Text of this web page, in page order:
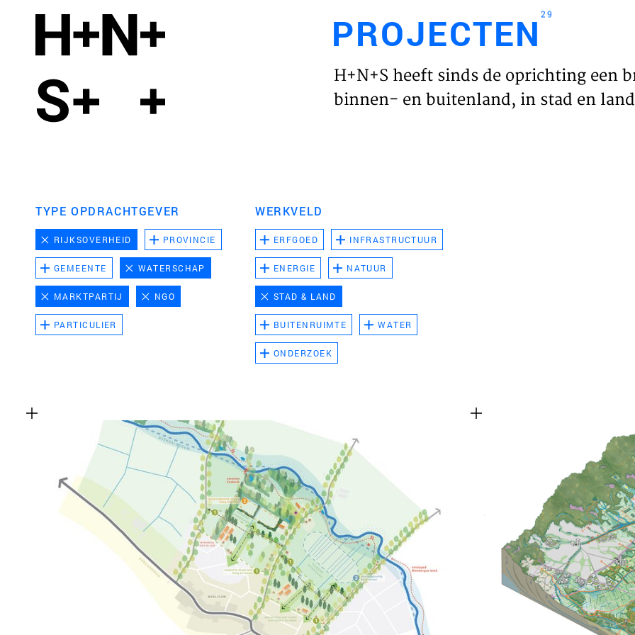
HOME
PROJECTEN29
H+N+S heeft sinds de oprichting een
binnen- en buitenland, in stad en
TYPE OPDRACHTGEVER
RIJKSOVERHEID PROVINCIE
GEMEENTE WATERSCHAP
MARKTPARTIJ NGO
PARTICULIER
WERKVELD
ERFGOED INFRASTRUCTUUR
ENERGIE NATUUR
STAD & LAND
BUITENRUIMTE WATER
ONDERZOEK